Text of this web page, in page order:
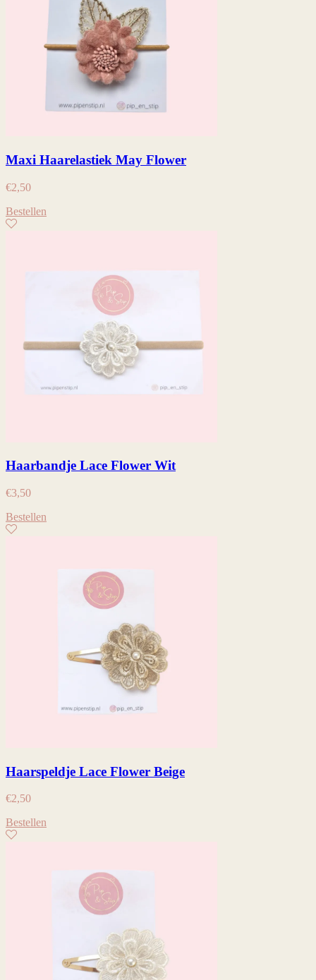
Maxi Haarelastiek May Flower
€2,50
Bestellen
Haarbandje Lace Flower Wit
€3,50
Bestellen
Haarspeldje Lace Flower Beige
€2,50
Bestellen